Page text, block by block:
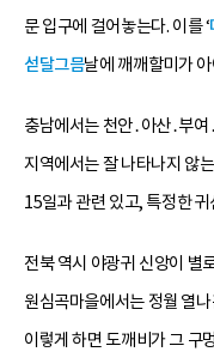
문 입구에 걸어놓는다. 이를 ‘
섣달그믐날에 깨깨할미가
충남에서는 천안․아산․부
지역에서는 잘 나타나지 않
15일과 관련 있고, 특정한
전북 역시 야광귀 신앙이 별
원심곡마을에서는 정월 열
이렇게 하면 도깨비가 그 구